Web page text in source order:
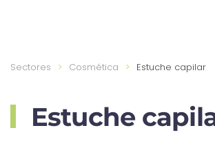
Sectores Cosmética Estuche capilar
Estuche